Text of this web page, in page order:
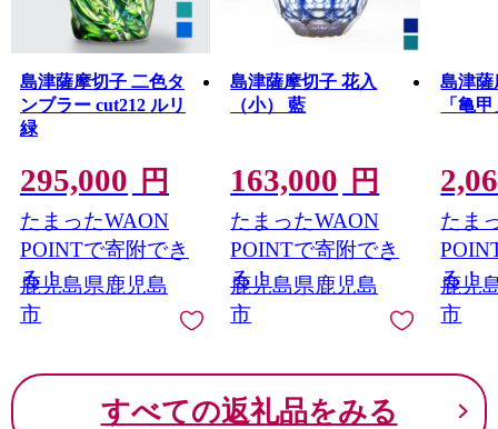
島津薩摩切子 二色タ
ンブラー cut212 ルリ
緑
295,000 円
たまったWAON
POINTで寄附でき
る！
鹿児島県鹿児島
市
島津薩摩切子 花入
（小） 藍
163,000 円
たまったWAON
POINTで寄附でき
る！
鹿児島県鹿児島
市
島津薩
「亀
たま
る！
鹿児
市
すべての返礼品をみる